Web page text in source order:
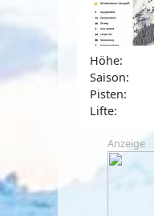
Höhe:
Saison:
Pisten:
Lifte:
Anzeige